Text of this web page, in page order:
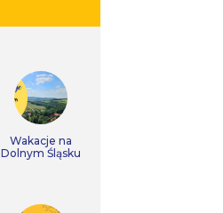
Wakacje na
Dolnym Śląsku